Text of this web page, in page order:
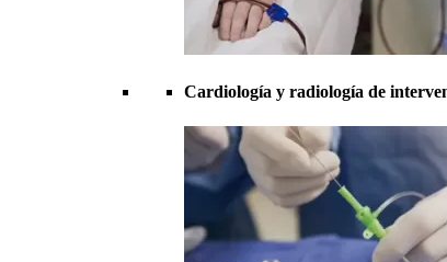
Cardiología y radiología de